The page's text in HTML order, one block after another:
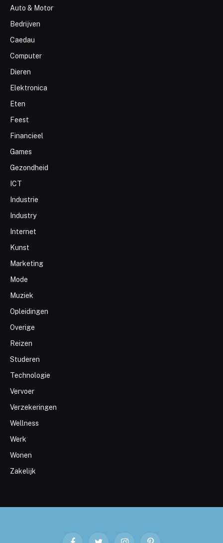
Auto & Motor
Bedrijven
Caedau
Computer
Dieren
Elektronica
Eten
Feest
Financieel
Games
Gezondheid
ICT
Industrie
Industry
Internet
Kunst
Marketing
Mode
Muziek
Opleidingen
Overige
Reizen
Studeren
Technologie
Vervoer
Verzekeringen
Wellness
Werk
Wonen
Zakelijk